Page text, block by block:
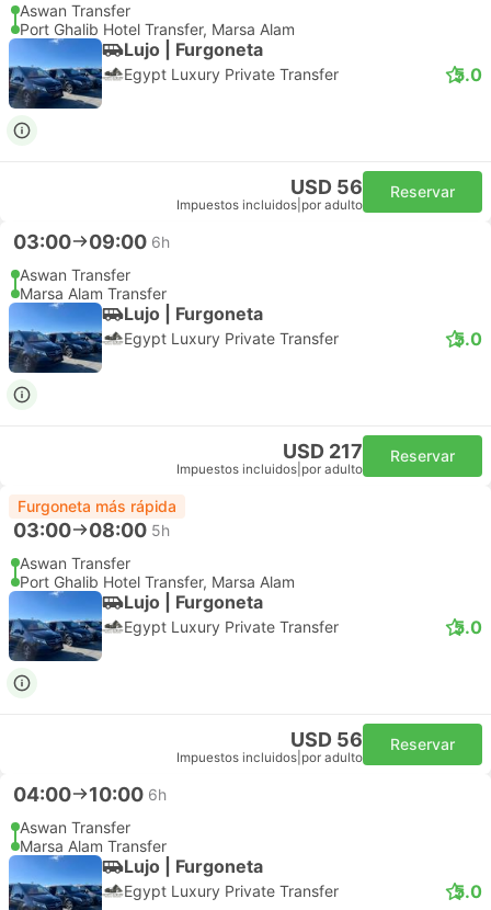
Aswan Transfer
Port Ghalib Hotel Transfer, Marsa Alam
Lujo | Furgoneta
Egypt Luxury Private Transfer 5.0
USD 56
Impuestos incluidos por adulto
Reservar
03:00 09:00 6h
Aswan Transfer
Marsa Alam Transfer
Lujo | Furgoneta
Egypt Luxury Private Transfer 5.0
USD 217
Impuestos incluidos por adulto
Reservar
Furgoneta más rápida
03:00 08:00 5h
Aswan Transfer
Port Ghalib Hotel Transfer, Marsa Alam
Lujo | Furgoneta
Egypt Luxury Private Transfer 5.0
USD 56
Impuestos incluidos por adulto
Reservar
04:00 10:00 6h
Aswan Transfer
Marsa Alam Transfer
Lujo | Furgoneta
Egypt Luxury Private Transfer 5.0